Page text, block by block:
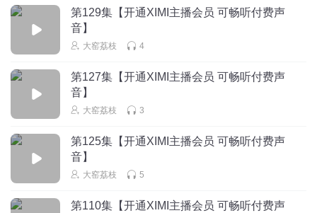
第129集【开通XIMI主播会员 可畅听付费声
音】
大窑荔枝 4
第127集【开通XIMI主播会员 可畅听付费声
音】
大窑荔枝 3
第125集【开通XIMI主播会员 可畅听付费声
音】
大窑荔枝 5
第110集【开通XIMI主播会员 可畅听付费声